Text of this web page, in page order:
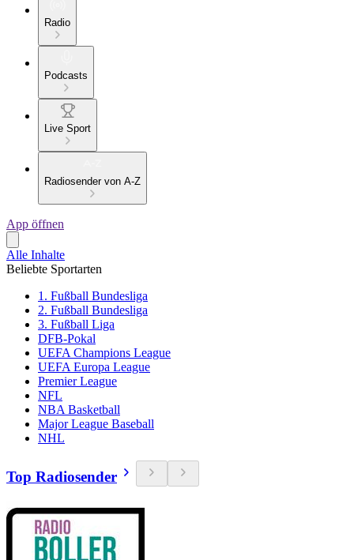
Radio
Podcasts
Live Sport
Radiosender von A-Z
App öffnen
Alle Inhalte
Beliebte Sportarten
1. Fußball Bundesliga
2. Fußball Bundesliga
3. Fußball Liga
DFB-Pokal
UEFA Champions League
UEFA Europa League
Premier League
NFL
NBA Basketball
Major League Baseball
NHL
Top Radiosender